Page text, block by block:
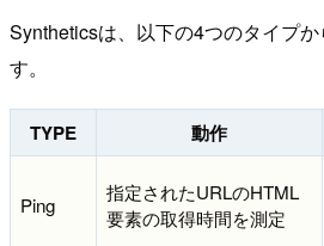
Syntheticsは、以下の4つのタイプ
す。
TYPE 動作
Ping
指定されたURLのHTML
要素の取得時間を測定